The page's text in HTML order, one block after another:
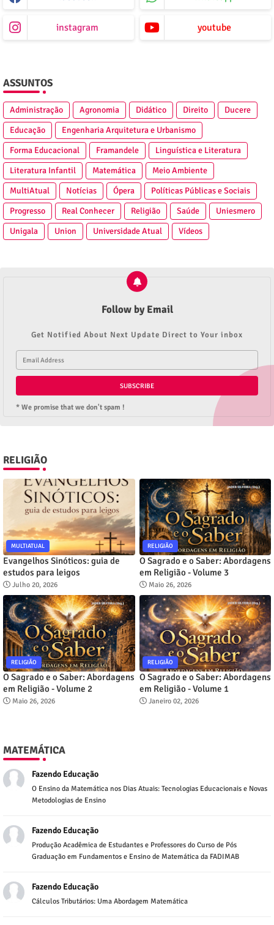
instagram youtube
ASSUNTOS
Administração Agronomia Didático Direito
Ducere
Educação
Engenharia Arquitetura e Urbanismo
Forma Educacional
Framandele
Linguística e Literatura
Literatura Infantil
Matemática
Meio Ambiente
MultiAtual
Notícias Ópera
Políticas Públicas e Sociais
Progresso
Real Conhecer Religião Saúde
Uniesmero
Unigala
Union Universidade Atual Vídeos
Follow by Email
Get Notified About Next Update Direct to Your inbox
* We promise that we don't spam !
RELIGIÃO
MULTIATUAL
Evangelhos Sinóticos: guia de
estudos para leigos
Julho 20, 2026
RELIGIÃO
O Sagrado e o Saber: Abordagens
em Religião - Volume 3
Maio 26, 2026
RELIGIÃO
O Sagrado e o Saber: Abordagens
em Religião - Volume 2
Maio 26, 2026
RELIGIÃO
O Sagrado e o Saber: Abordagens
em Religião - Volume 1
Janeiro 02, 2026
MATEMÁTICA
Fazendo Educação
O Ensino da Matemática nos Dias Atuais: Tecnologias Educacionais e Novas
Metodologias de Ensino
Fazendo Educação
Produção Acadêmica de Estudantes e Professores do Curso de Pós
Graduação em Fundamentos e Ensino de Matemática da FADIMAB
Fazendo Educação
Cálculos Tributários: Uma Abordagem Matemática